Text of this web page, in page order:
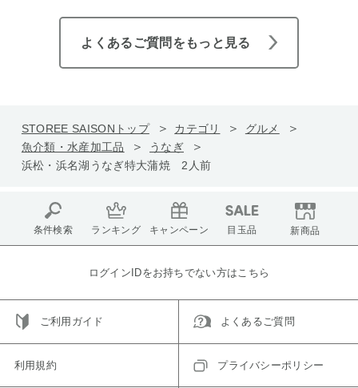
よくあるご質問をもっと見る
STOREE SAISONトップ カテゴリ
グルメ
魚介類・水産加工品
うなぎ
浜松・浜名湖うなぎ特大蒲焼 2人前
条件検索 ランキング キャンペーン 目玉品 新商品
ログインIDをお持ちでない方はこちら
ご利用ガイド よくあるご質問
利用規約 プライバシーポリシー